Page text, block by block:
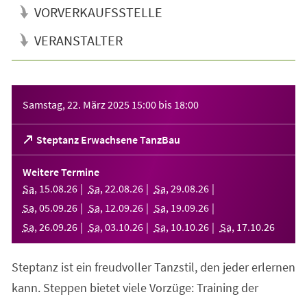
VORVERKAUFSSTELLE
VERANSTALTER
Samstag, 22. März 2025 15:00 bis 18:00
Steptanz Erwachsene TanzBau
(Öffnet
in
einem
neuen
Tab)
Weitere Termine
Sa, 15.08.26 Sa, 22.08.26 Sa, 29.08.26
Sa, 05.09.26 Sa, 12.09.26 Sa, 19.09.26
Sa, 26.09.26 Sa, 03.10.26 Sa, 10.10.26 Sa, 17.10.26
Steptanz ist ein freudvoller Tanzstil, den jeder erlernen
kann. Steppen bietet viele Vorzüge: Training der